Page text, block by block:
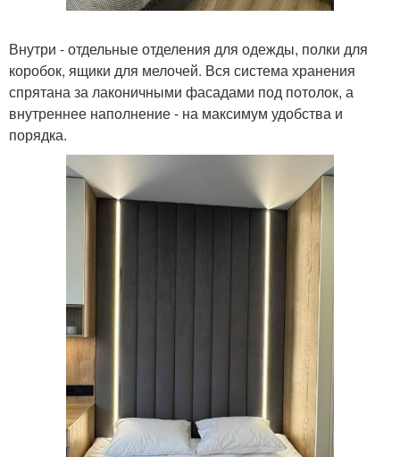
Внутри - отдельные отделения для одежды, полки для
коробок, ящики для мелочей. Вся система хранения
спрятана за лаконичными фасадами под потолок, а
внутреннее наполнение - на максимум удобства и
порядка.